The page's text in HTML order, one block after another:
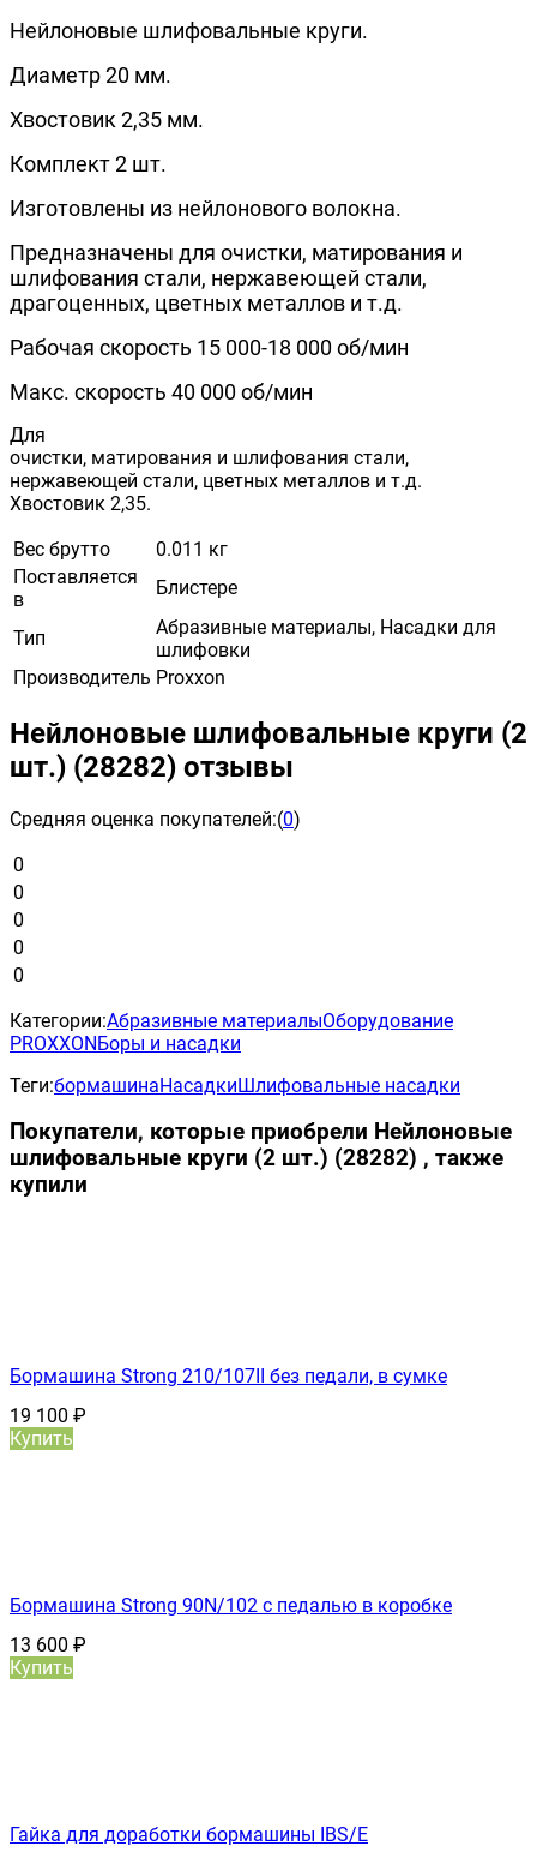
Нейлоновые шлифовальные круги.
Диаметр 20 мм.
Хвостовик 2,35 мм.
Комплект 2 шт.
Изготовлены из нейлонового волокна.
Предназначены для очистки, матирования и
шлифования стали, нержавеющей стали,
драгоценных, цветных металлов и т.д.
Рабочая скорость 15 000-18 000 об/мин
Макс. скорость 40 000 об/мин
Для
очистки, матирования и шлифования стали,
нержавеющей стали, цветных металлов и т.д.
Хвостовик 2,35.
Вес брутто
0.011 кг
Поставляется
в
Блистере
Тип
Абразивные материалы, Насадки для
шлифовки
Производитель Proxxon
Нейлоновые шлифовальные круги (2
шт.) (28282) отзывы
Средняя оценка покупателей:(0)
0
0
0
0
0
Категории:Абразивные материалыОборудование
PROXXONБоры и насадки
Теги:бормашинаНасадкиШлифовальные насадки
Покупатели, которые приобрели Нейлоновые
шлифовальные круги (2 шт.) (28282) , также
купили
Бормашина Strong 210/107II без педали, в сумке
19 100 ₽
Купить
Бормашина Strong 90N/102 с педалью в коробке
13 600 ₽
Купить
Гайка для доработки бормашины IBS/E